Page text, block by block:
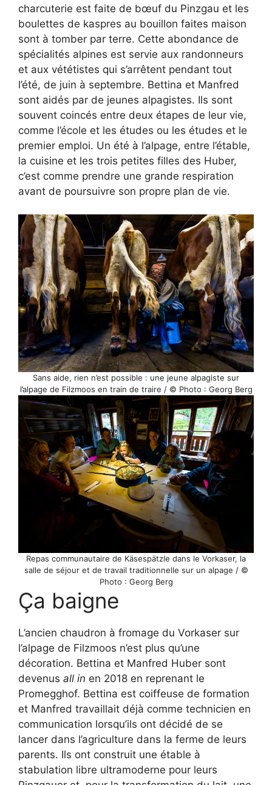
charcuterie est faite de bœuf du Pinzgau et les
boulettes de kaspres au bouillon faites maison
sont à tomber par terre. Cette abondance de
spécialités alpines est servie aux randonneurs
et aux vététistes qui s’arrêtent pendant tout
l’été, de juin à septembre. Bettina et Manfred
sont aidés par de jeunes alpagistes. Ils sont
souvent coincés entre deux étapes de leur vie,
comme l’école et les études ou les études et le
premier emploi. Un été à l’alpage, entre l’étable,
la cuisine et les trois petites filles des Huber,
c’est comme prendre une grande respiration
avant de poursuivre son propre plan de vie.
Sans aide, rien n’est possible : une jeune alpagiste sur
l’alpage de Filzmoos en train de traire / © Photo : Georg Berg
Repas communautaire de Käsespätzle dans le Vorkaser, la
salle de séjour et de travail traditionnelle sur un alpage / ©
Photo : Georg Berg
Ça baigne
L’ancien chaudron à fromage du Vorkaser sur
l’alpage de Filzmoos n’est plus qu’une
décoration. Bettina et Manfred Huber sont
devenus all in en 2018 en reprenant le
Promegghof. Bettina est coiffeuse de formation
et Manfred travaillait déjà comme technicien en
communication lorsqu’ils ont décidé de se
lancer dans l’agriculture dans la ferme de leurs
parents. Ils ont construit une étable à
stabulation libre ultramoderne pour leurs